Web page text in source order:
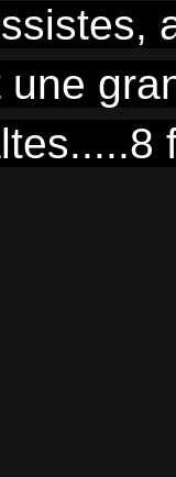
une